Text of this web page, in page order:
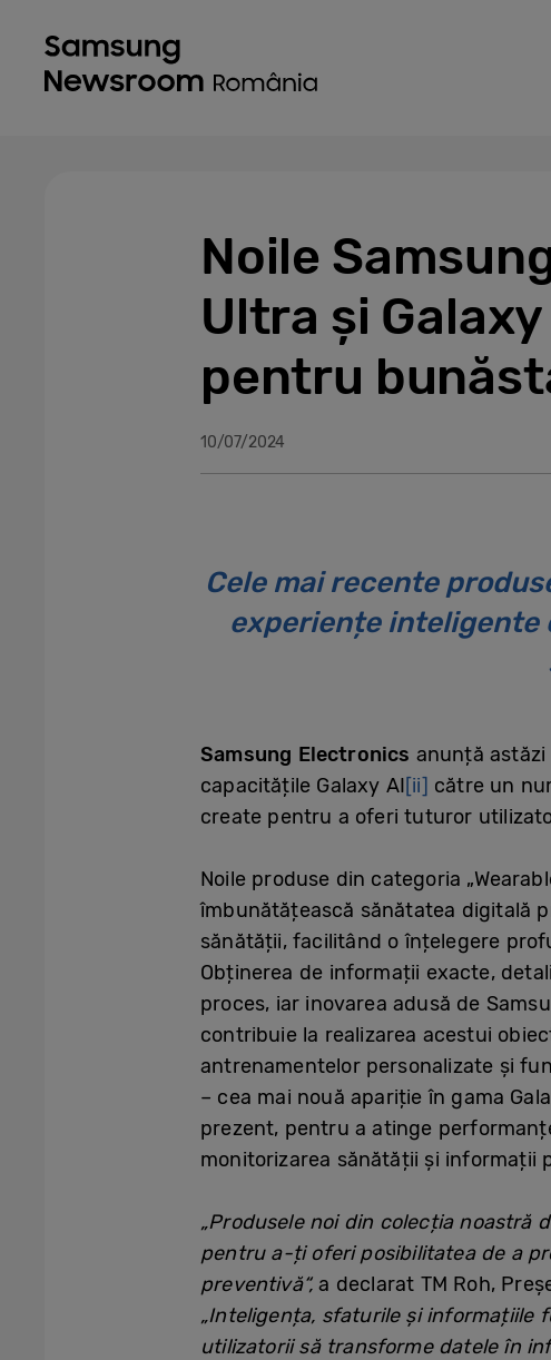
Noile
Ultra și
pentru
10/07/2024
Cele mai recente
experiențe inteligente
Samsung Electronics anunță astăzi
capacitățile Galaxy AI[ii] către un
create pentru a oferi tuturor
Noile produse din categoria
îmbunătățească sănătatea digitală
sănătății, facilitând o înțelegere
Obținerea de informații exacte,
proces, iar inovarea adusă de
contribuie la realizarea acestui
antrenamentelor personalizate și
– cea mai nouă apariție în gama
prezent, pentru a atinge
monitorizarea sănătății și informații
„Produsele noi din colecția noastră
pentru a-ți oferi posibilitatea de a
preventivă“, a declarat TM Roh,
„Inteligența, sfaturile și informațiile
utilizatorii să transforme datele în